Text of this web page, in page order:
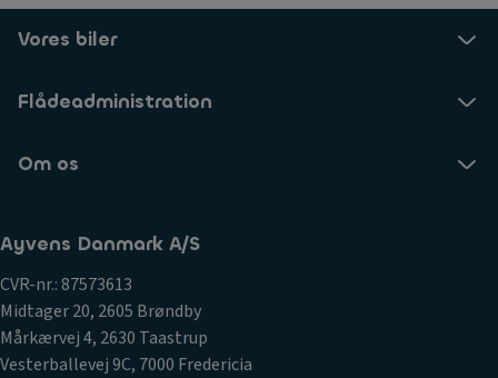
Vores biler
Flådeadministration
Om os
Ayvens Danmark A/S
CVR-nr.: 87573613
Midtager 20, 2605 Brøndby
Mårkærvej 4, 2630 Taastrup
Vesterballevej 9C, 7000 Fredericia